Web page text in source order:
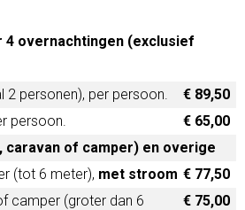
4 overnachtingen (exclusief
personen), per persoon.
€ 89,50
persoon.
€ 65,00
caravan of camper) en overige
(tot 6 meter), met stroom € 77,50
camper (groter dan 6
€ 75,00